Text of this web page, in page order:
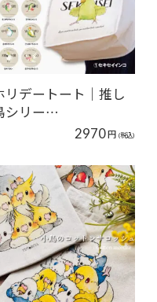
リデートート｜推し
シリー…
2970円 (税込)